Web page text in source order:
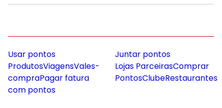
Usar pontos
ProdutosViagensVales-
compraPagar fatura
com pontos
Juntar pontos
Lojas ParceirasComprar
PontosClubeRestaurantes